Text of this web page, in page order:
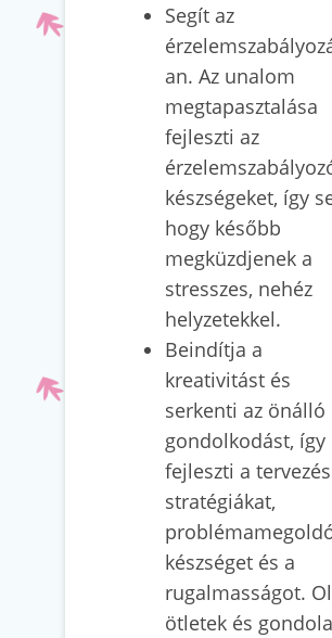
Segít az
an. Az unalom
megtapasztalása
fejleszti az
készségeket, így
hogy később
megküzdjenek a
stresszes, nehéz
helyzetekkel.
Beindítja a
kreativitást és
serkenti az önálló
gondolkodást, így
fejleszti a
stratégiákat,
készséget és a
rugalmasságot.
ötletek és